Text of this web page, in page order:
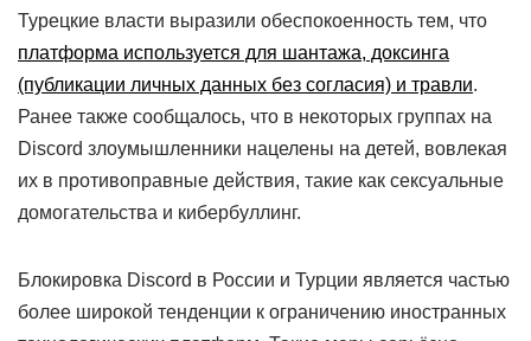
Турецкие власти выразили обеспокоенность тем, что
платформа используется для шантажа, доксинга
(публикации личных данных без согласия) и травли.
Ранее также сообщалось, что в некоторых группах на
Discord злоумышленники нацелены на детей, вовлекая
их в противоправные действия, такие как сексуальные
домогательства и кибербуллинг.
Блокировка Discord в России и Турции является частью
более широкой тенденции к ограничению иностранных